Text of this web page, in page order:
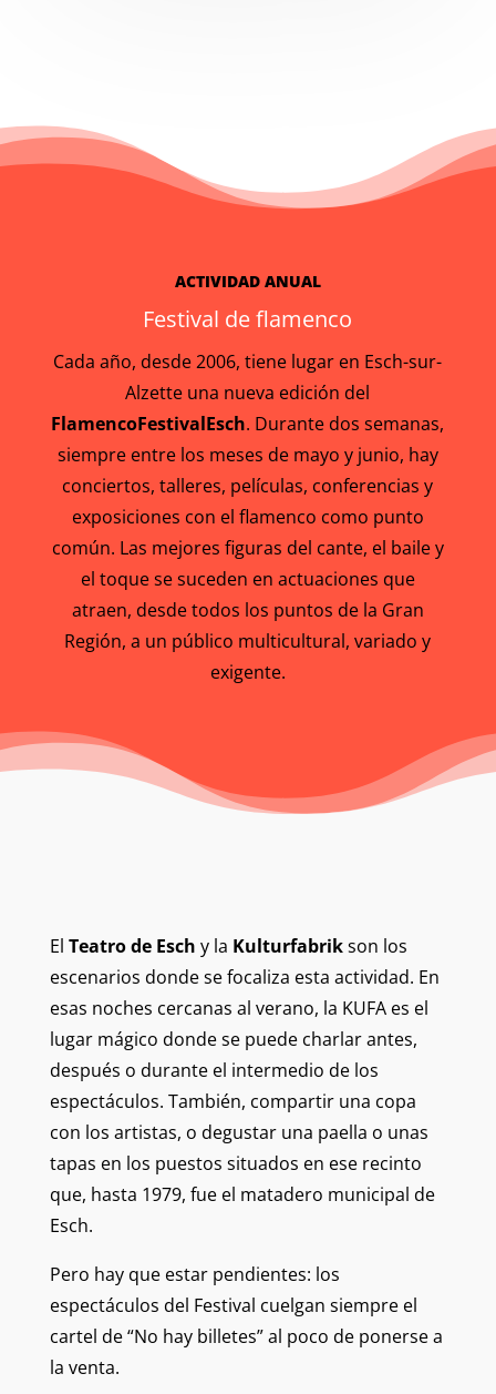
ACTIVIDAD ANUAL
Festival de flamenco
Cada año, desde 2006, tiene lugar en Esch-sur-
Alzette una nueva edición del
FlamencoFestivalEsch. Durante dos semanas,
siempre entre los meses de mayo y junio, hay
conciertos, talleres, películas, conferencias y
exposiciones con el flamenco como punto
común. Las mejores figuras del cante, el baile y
el toque se suceden en actuaciones que
atraen, desde todos los puntos de la Gran
Región, a un público multicultural, variado y
exigente.
El Teatro de Esch y la Kulturfabrikson los
escenarios donde se focaliza esta actividad. En
esas noches cercanas al verano, la KUFA es el
lugar mágico donde se puede charlar antes,
después o durante el intermedio de los
espectáculos. También, compartir una copa
con los artistas, o degustar una paella o unas
tapas en los puestos situados en ese recinto
que, hasta 1979, fue el matadero municipal de
Esch.
Pero hay que estar pendientes: los
espectáculos del Festival cuelgan siempre el
cartel de “No hay billetes” al poco de ponerse a
la venta.